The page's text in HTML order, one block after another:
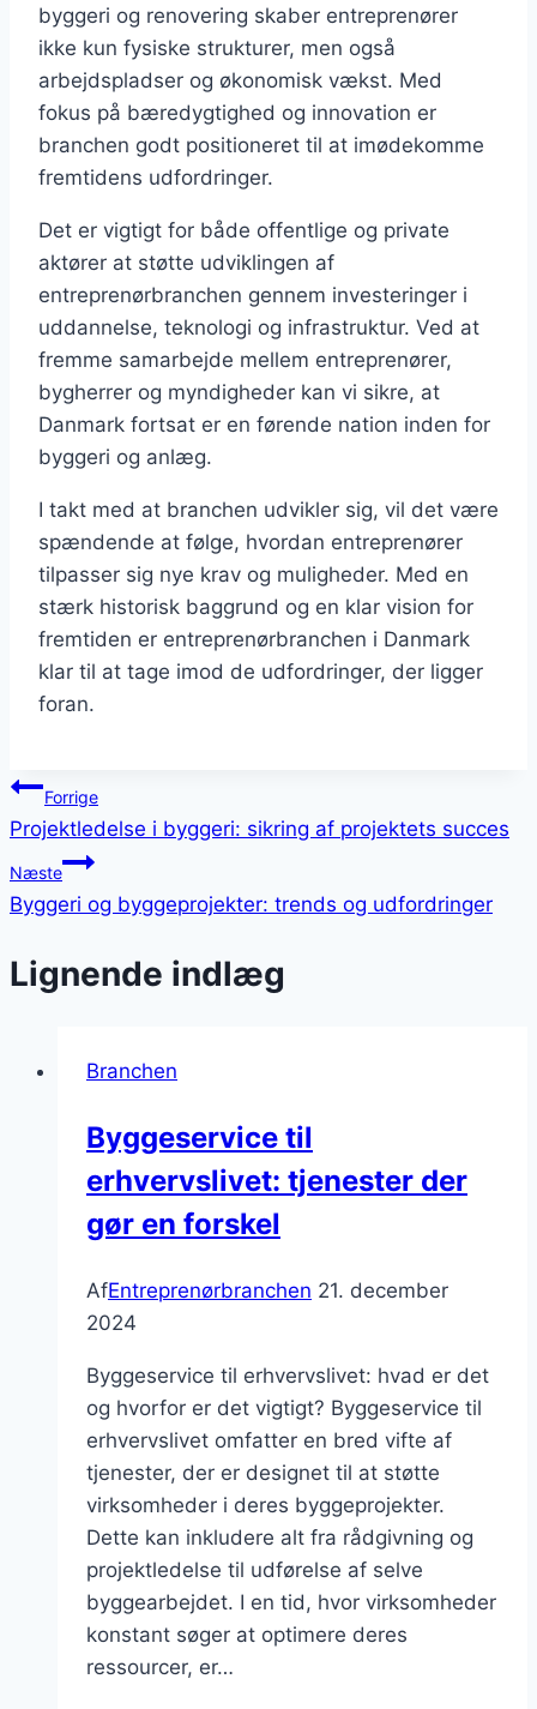
byggeri og renovering skaber entreprenører
ikke kun fysiske strukturer, men også
arbejdspladser og økonomisk vækst. Med
fokus på bæredygtighed og innovation er
branchen godt positioneret til at imødekomme
fremtidens udfordringer.
Det er vigtigt for både offentlige og private
aktører at støtte udviklingen af
entreprenørbranchen gennem investeringer i
uddannelse, teknologi og infrastruktur. Ved at
fremme samarbejde mellem entreprenører,
bygherrer og myndigheder kan vi sikre, at
Danmark fortsat er en førende nation inden for
byggeri og anlæg.
I takt med at branchen udvikler sig, vil det være
spændende at følge, hvordan entreprenører
tilpasser sig nye krav og muligheder. Med en
stærk historisk baggrund og en klar vision for
fremtiden er entreprenørbranchen i Danmark
klar til at tage imod de udfordringer, der ligger
foran.
Indlægsnavigation
Forrige
Projektledelse i byggeri: sikring af projektets succes
Næste
Byggeri og byggeprojekter: trends og udfordringer
Lignende indlæg
Branchen
Byggeservice til
erhvervslivet: tjenester der
gør en forskel
AfEntreprenørbranchen 21. december
2024
Byggeservice til erhvervslivet: hvad er det
og hvorfor er det vigtigt? Byggeservice til
erhvervslivet omfatter en bred vifte af
tjenester, der er designet til at støtte
virksomheder i deres byggeprojekter.
Dette kan inkludere alt fra rådgivning og
projektledelse til udførelse af selve
byggearbejdet. I en tid, hvor virksomheder
konstant søger at optimere deres
ressourcer, er…